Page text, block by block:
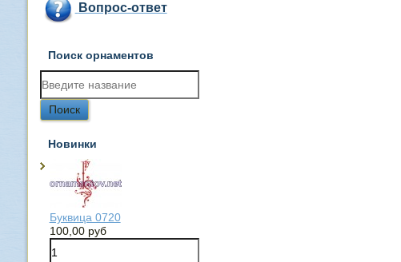
Вопрос-ответ
Поиск орнаментов
Новинки
Буквица 0720
100,00 руб